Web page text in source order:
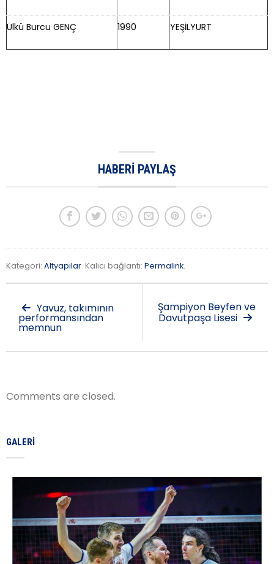
Ülkü Burcu GENÇ 1990 YEŞİLYURT
HABERI PAYLAŞ
Kategori: Altyapılar. Kalıcı bağlantı: Permalink.
Yavuz, takımının
performansından
memnun
Şampiyon Beyfen ve
Davutpaşa Lisesi
Comments are closed.
GALERI